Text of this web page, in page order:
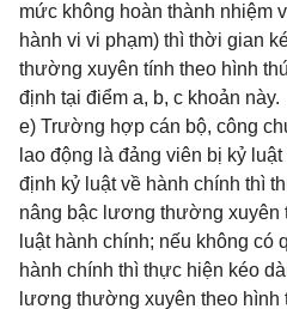
mức không hoàn thành nhiệm
hành vi vi phạm) thì thời gian
thường xuyên tính theo hình
định tại điểm a, b, c khoản này.
e) Trường hợp cán bộ, công
lao động là đảng viên bị kỷ
định kỷ luật về hành chính thì
nâng bậc lương thường xuyên
luật hành chính; nếu không có
hành chính thì thực hiện kéo
lương thường xuyên theo